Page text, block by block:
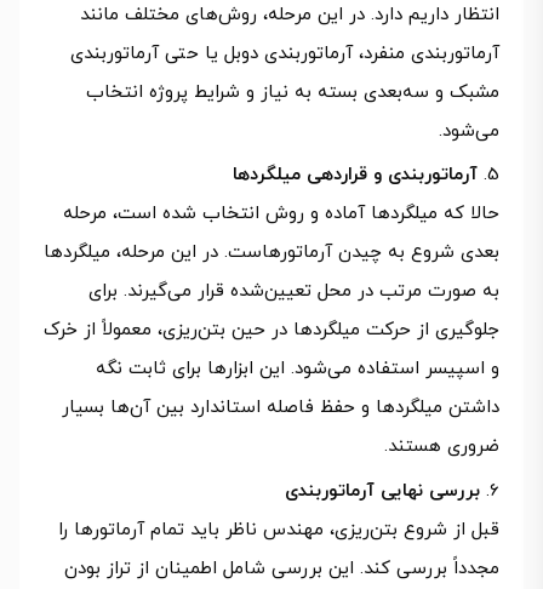
انتظار داریم دارد. در این مرحله، روش‌های مختلف مانند
آرماتوربندی منفرد، آرماتوربندی دوبل یا حتی آرماتوربندی
مشبک و سه‌بعدی بسته به نیاز و شرایط پروژه انتخاب
می‌شود.
آرماتوربندی و قراردهی میلگردها
حالا که میلگردها آماده و روش انتخاب شده است، مرحله
بعدی شروع به چیدن آرماتورهاست. در این مرحله، میلگردها
به صورت مرتب در محل تعیین‌شده قرار می‌گیرند. برای
جلوگیری از حرکت میلگردها در حین بتن‌ریزی، معمولاً از خرک‌
و اسپیسر استفاده می‌شود. این ابزارها برای ثابت نگه
داشتن میلگردها و حفظ فاصله استاندارد بین آن‌ها بسیار
ضروری هستند.
بررسی نهایی آرماتوربندی
قبل از شروع بتن‌ریزی، مهندس ناظر باید تمام آرماتورها را
مجدداً بررسی کند. این بررسی شامل اطمینان از تراز بودن